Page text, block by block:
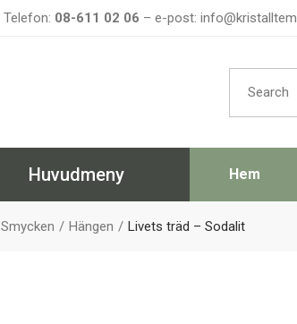
Telefon: 08-611 02 06 – e-post:
Search
for:
Huvudmeny Hem
Smycken Hängen Livets träd – Sodalit